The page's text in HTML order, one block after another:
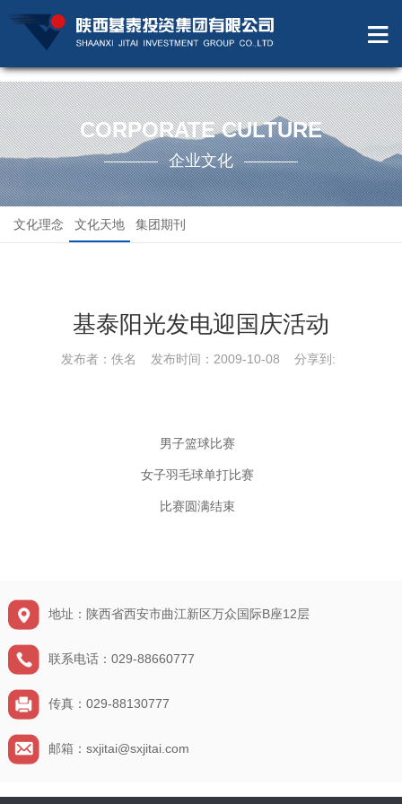
CORPORATE CULTURE
企业文化
文化理念 文化天地 集团期刊
基泰阳光发电迎国庆活动
发布者：佚名 发布时间：2009-10-08 分享到:
男子篮球比赛
女子羽毛球单打比赛
比赛圆满结束
地址：陕西省西安市曲江新区万众国际B座12层
联系电话：029-88660777
传真：029-88130777
邮箱：sxjitai@sxjitai.com